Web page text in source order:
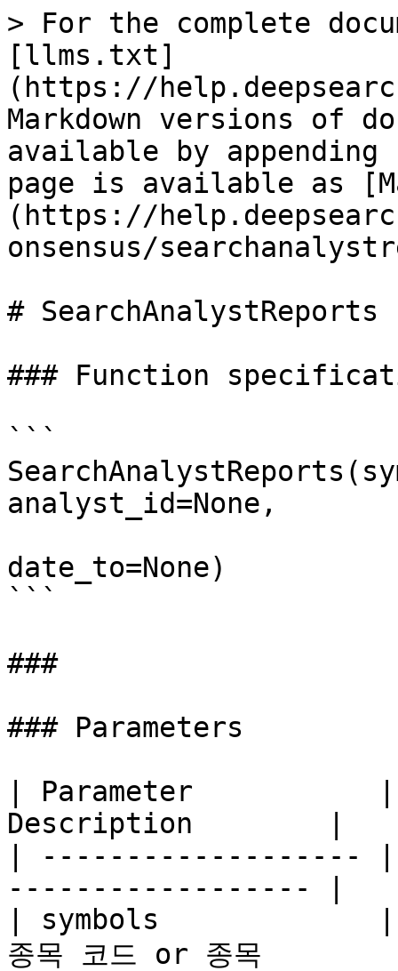
> For the complete
[llms.txt]
(https://
Markdown versions of
available by
page is available as
(https://
onsensus/
# SearchAnalystReports
### Function
```
analyst_id=None,
date_to=None)
```
###
### Parameters
| Parameter
Description        |
| -------------------
------------------ |
| symbols
종목 코드 or 종목